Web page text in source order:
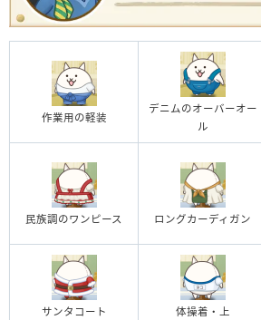
作業用の軽装
デニムのオーバーオー
ル
民族調のワンピース ロングカーディガン
サンタコート 体操着・上